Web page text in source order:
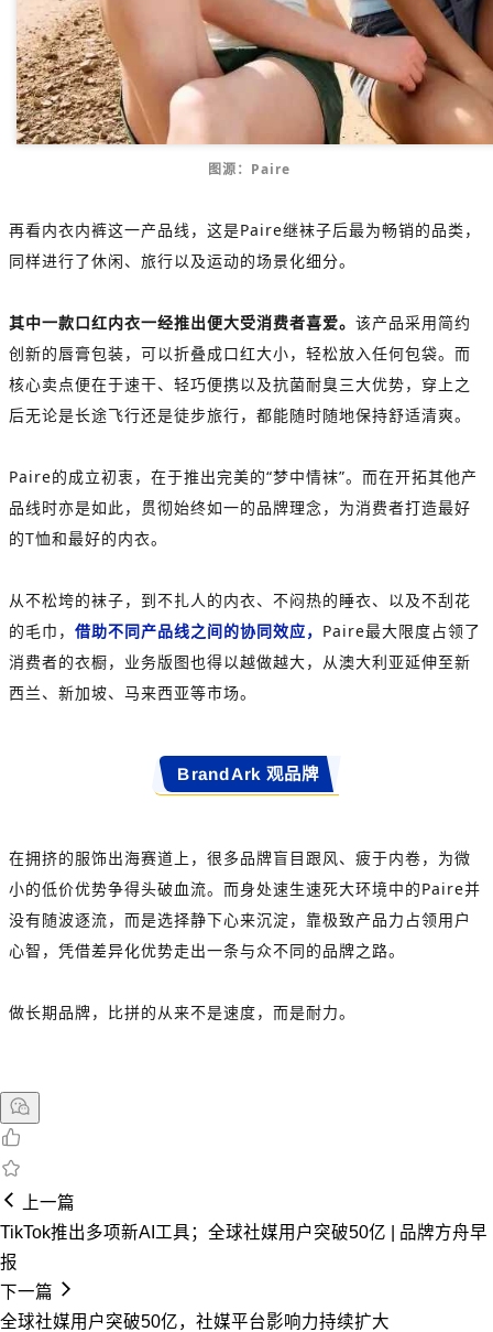
图源：Paire
再看内衣内裤这一产品线，这是Paire继袜子后最为畅销的品类，
同样进行了休闲、旅行以及运动的场景化细分。
其中一款口红内衣一经推出便大受消费者喜爱。 该产品采用简约
创新的唇膏包装，可以折叠成口红大小，轻松放入任何包袋。而
核心卖点便在于速干、轻巧便携以及抗菌耐臭三大优势，穿上之
后无论是长途飞行还是徒步旅行，都能随时随地保持舒适清爽。
Paire的成立初衷，在于推出完美的“梦中情袜”。而在开拓其他产
品线时亦是如此，贯彻始终如一的品牌理念，为消费者打造最好
的T恤和最好的内衣。
从不松垮的袜子，到不扎人的内衣、不闷热的睡衣、以及不刮花
的毛巾， 借助不同产品线之间的协同效应， Paire最大限度占领了
消费者的衣橱，业务版图也得以越做越大，从澳大利亚延伸至新
西兰、新加坡、马来西亚等市场。
BrandArk 观品牌
在拥挤的服饰出海赛道上，很多品牌盲目跟风、疲于内卷，为微
小的低价优势争得头破血流。而身处速生速死大环境中的Paire并
没有随波逐流，而是选择静下心来沉淀，靠极致产品力占领用户
心智，凭借差异化优势走出一条与众不同的品牌之路。
做长期品牌，比拼的从来不是速度，而是耐力。
上一篇
TikTok推出多项新AI工具；全球社媒用户突破50亿 | 品牌方舟早
报
下一篇
全球社媒用户突破50亿，社媒平台影响力持续扩大